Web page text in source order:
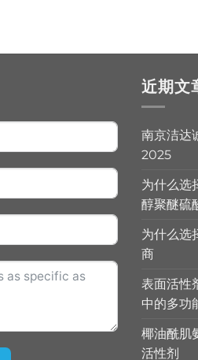
近期文
南京洁达
2025
为什么选
醇聚醚硫
为什么选
商
表面活性
中的多功
椰油酰肌
活性剂